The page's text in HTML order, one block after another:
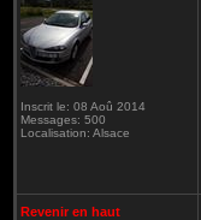
Inscrit le: 08 Aoû 2014
Messages: 500
Localisation: Alsace
Revenir en haut